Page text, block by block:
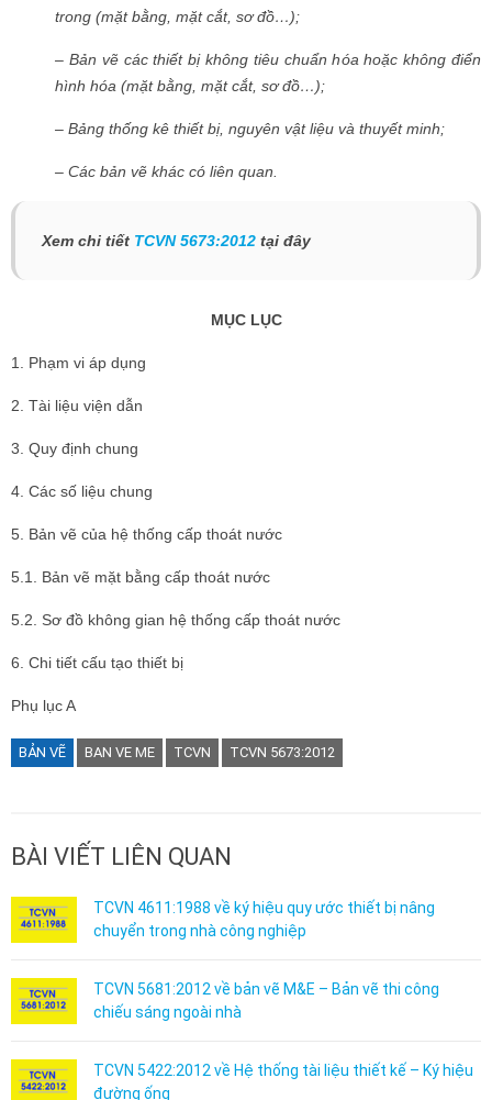
trong (mặt bằng, mặt cắt, sơ đồ…);
– Bản vẽ các thiết bị không tiêu chuẩn hóa hoặc không điển
hình hóa (mặt bằng, mặt cắt, sơ đồ…);
– Bảng thống kê thiết bị, nguyên vật liệu và thuyết minh;
– Các bản vẽ khác có liên quan.
Xem chi tiết TCVN 5673:2012 tại đây
MỤC LỤC
1. Phạm vi áp dụng
2. Tài liệu viện dẫn
3. Quy định chung
4. Các số liệu chung
5. Bản vẽ của hệ thống cấp thoát nước
5.1. Bản vẽ mặt bằng cấp thoát nước
5.2. Sơ đồ không gian hệ thống cấp thoát nước
6. Chi tiết cấu tạo thiết bị
Phụ lục A
BẢN VẼ BAN VE ME TCVN TCVN 5673:2012
BÀI VIẾT LIÊN QUAN
TCVN 4611:1988 về ký hiệu quy ước thiết bị nâng
chuyển trong nhà công nghiệp
TCVN 5681:2012 về bản vẽ M&E – Bản vẽ thi công
chiếu sáng ngoài nhà
TCVN 5422:2012 về Hệ thống tài liệu thiết kế – Ký hiệu
đường ống